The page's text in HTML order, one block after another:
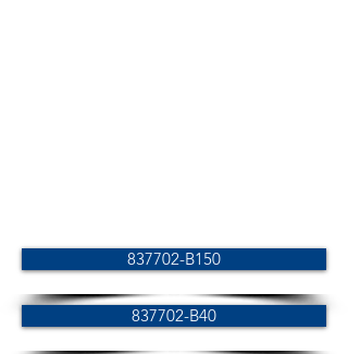
837702-B150
837702-B40